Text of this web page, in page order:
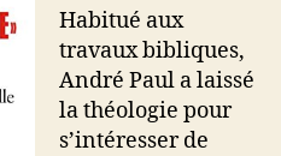
de
la
société
réelle
Habitué aux
travaux bibliques,
André Paul a laissé
la théologie pour
s’intéresser de